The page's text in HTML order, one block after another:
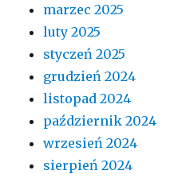
marzec 2025
luty 2025
styczeń 2025
grudzień 2024
listopad 2024
październik 2024
wrzesień 2024
sierpień 2024